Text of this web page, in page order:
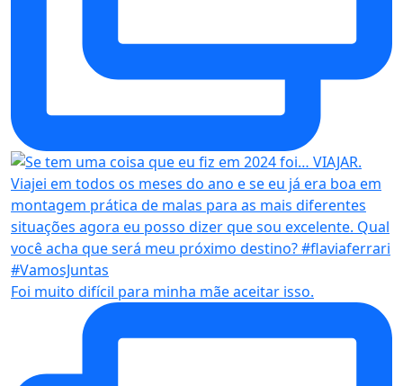
Foi muito difícil para minha mãe aceitar isso.